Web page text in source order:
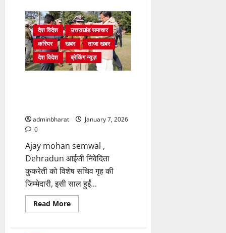
नेताओं
को
बदनाम
करने
की
खुल
रही
परतें:
भट्ट
देश विदेश
उत्तराखंड समाचार
करियर
खबर
ताजा खबर
देश विदेश
ब्रेकिंग न्यूज़
adminbharat
January 7, 2026
0
Ajay mohan semwal ,
Dehradun आईजी निवेदिता
कुकरेती को विशेष सचिव गृह की
जिम्मेदारी, इसी साल हुईं...
Read MoreRead
more